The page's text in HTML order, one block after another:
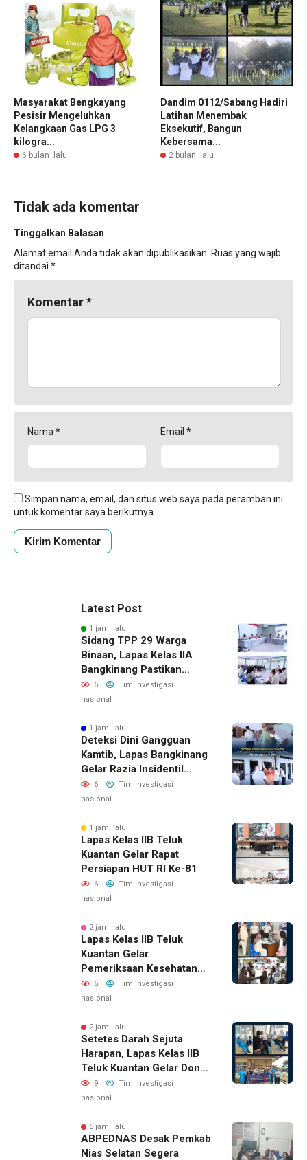
Masyarakat Bengkayang
Pesisir Mengeluhkan
Kelangkaan Gas LPG 3
kilogra...
6 bulan lalu
Dandim 0112/Sabang Hadiri
Latihan Menembak
Eksekutif, Bangun
Kebersama...
2 bulan lalu
Tidak ada komentar
Tinggalkan Balasan
Alamat email Anda tidak akan dipublikasikan. Ruas yang wajib
ditandai *
Komentar*
Nama* Email *
Simpan nama, email, dan situs web saya pada peramban ini
untuk komentar saya berikutnya.
Latest Post
1 jam lalu
Sidang TPP 29 Warga
Binaan, Lapas Kelas IIA
Bangkinang Pastikan
Layanan Integrasi Gratis
Dan Transparan
6
Tim investigasi
nasional
1 jam lalu
Deteksi Dini Gangguan
Kamtib, Lapas Bangkinang
Gelar Razia Insidentil
Menuju Zero Halinar
6
Tim investigasi
nasional
1 jam lalu
Lapas Kelas IIB Teluk
Kuantan Gelar Rapat
Persiapan HUT RI Ke-81
6
Tim investigasi
nasional
2 jam lalu
Lapas Kelas IIB Teluk
Kuantan Gelar
Pemeriksaan Kesehatan
Gratis Bagi Keluarga
Warga Binaan Dan
6
Tim investigasi
nasional
2 jam lalu
Setetes Darah Sejuta
Harapan, Lapas Kelas IIB
Teluk Kuantan Gelar Donor
Darah
9
Tim investigasi
nasional
6 jam lalu
ABPEDNAS Desak Pemkab
Nias Selatan Segera